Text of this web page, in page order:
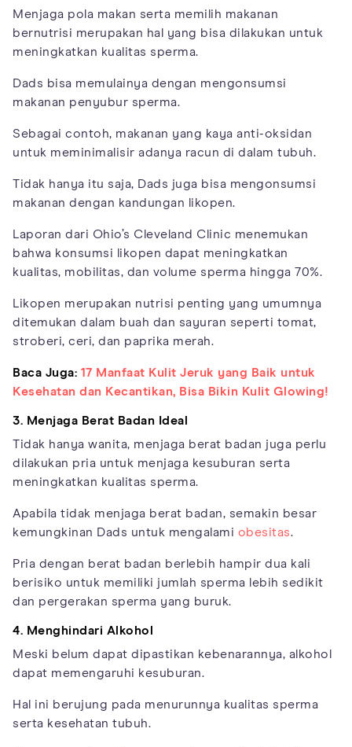
Menjaga pola makan serta memilih makanan
bernutrisi merupakan hal yang bisa dilakukan untuk
meningkatkan kualitas sperma.
Dads bisa memulainya dengan mengonsumsi
makanan penyubur sperma.
Sebagai contoh, makanan yang kaya anti-oksidan
untuk meminimalisir adanya racun di dalam tubuh.
Tidak hanya itu saja, Dads juga bisa mengonsumsi
makanan dengan kandungan likopen.
Laporan dari Ohio’s Cleveland Clinic menemukan
bahwa konsumsi likopen dapat meningkatkan
kualitas, mobilitas, dan volume sperma hingga 70%.
Likopen merupakan nutrisi penting yang umumnya
ditemukan dalam buah dan sayuran seperti tomat,
stroberi, ceri, dan paprika merah.
Baca Juga: 17 Manfaat Kulit Jeruk yang Baik untuk
Kesehatan dan Kecantikan, Bisa Bikin Kulit Glowing!
3. Menjaga Berat Badan Ideal
Tidak hanya wanita, menjaga berat badan juga perlu
dilakukan pria untuk menjaga kesuburan serta
meningkatkan kualitas sperma.
Apabila tidak menjaga berat badan, semakin besar
kemungkinan Dads untuk mengalami obesitas.
Pria dengan berat badan berlebih hampir dua kali
berisiko untuk memiliki jumlah sperma lebih sedikit
dan pergerakan sperma yang buruk.
4. Menghindari Alkohol
Meski belum dapat dipastikan kebenarannya, alkohol
dapat memengaruhi kesuburan.
Hal ini berujung pada menurunnya kualitas sperma
serta kesehatan tubuh.